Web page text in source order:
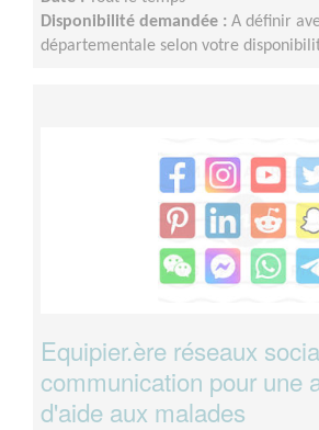
Disponibilité demandée : A définir
départementale selon votre
Equipier.ère réseaux
communication pour une
d'aide aux malades